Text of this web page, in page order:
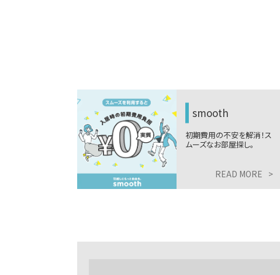
smooth
初期費用の不安を解消！ス
ムーズなお部屋探し。
READ MORE